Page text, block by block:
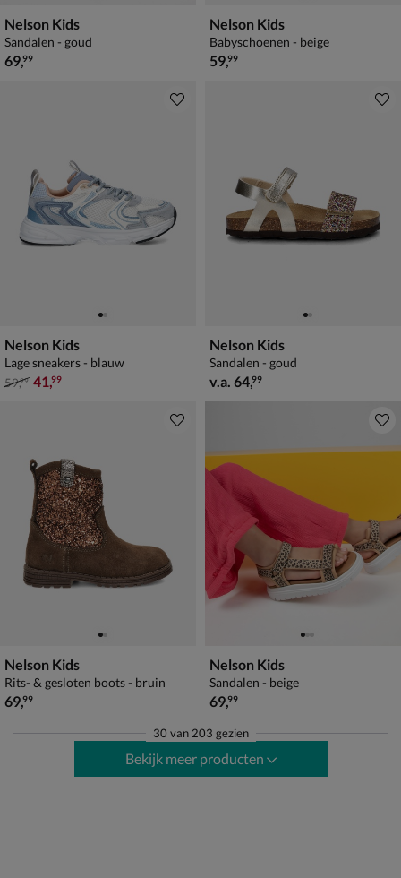
Nelson Kids
Sandalen - goud
€ 69,99
69,99
Nelson Kids
Babyschoenen - beige
€ 59,99
59,99
Nelson Kids
Lage sneakers - blauw
van € 59,99 voor € 41,99
59,99 41,99
Nelson Kids
Sandalen - goud
vanaf € 64,99
v.a. 64,99
Nelson Kids
Rits- & gesloten boots - bruin
€ 69,99
69,99
Nelson Kids
Sandalen - beige
€ 69,99
69,99
30 van 203 gezien
Bekijk meer producten